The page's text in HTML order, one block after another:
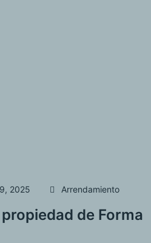
2025 Arrendamiento
de Forma